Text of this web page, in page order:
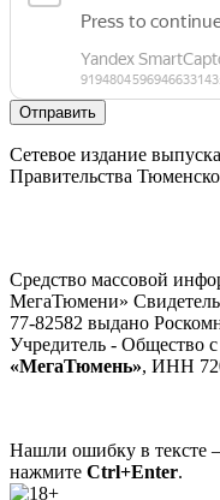
Отправить
Сетевое издание
Правительства
Средство массовой
МегаТюмени»
77-82582 выдано
Учредитель - Общество
«МегаТюмень», ИНН
Нашли ошибку в тексте
нажмите Ctrl+Enter.